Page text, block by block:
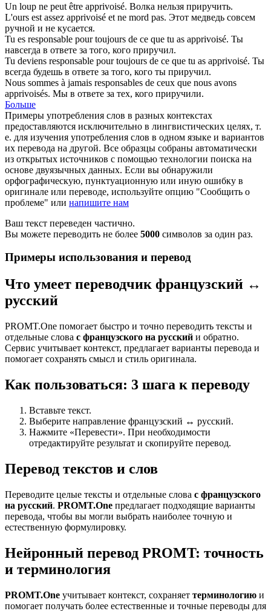
Un loup ne peut être apprivoisé. Волка нельзя приручить.
L'ours est assez apprivoisé et ne mord pas. Этот медведь совсем
ручной и не кусается.
Tu es responsable pour toujours de ce que tu as apprivoisé. Ты
навсегда в ответе за того, кого приручил.
Tu deviens responsable pour toujours de ce que tu as apprivoisé. Ты
всегда будешь в ответе за того, кого ты приручил.
Nous sommes à jamais responsables de ceux que nous avons
apprivoisés. Мы в ответе за тех, кого приручили.
Больше
Примеры употребления слов в разных контекстах
предоставляются исключительно в лингвистических целях, т.
е. для изучения употребления слов в одном языке и вариантов
их перевода на другой. Все образцы собраны автоматически
из открытых источников с помощью технологии поиска на
основе двуязычных данных. Если вы обнаружили
орфографическую, пунктуационную или иную ошибку в
оригинале или переводе, используйте опцию "Сообщить о
проблеме" или напишите нам
Ваш текст переведен частично.
Вы можете переводить не более 5000 символов за один раз.
Примеры использования и перевод
Что умеет переводчик французский ↔
русский
PROMT.One помогает быстро и точно переводить тексты и
отдельные слова с французского на русский и обратно.
Сервис учитывает контекст, предлагает варианты перевода и
помогает сохранять смысл и стиль оригинала.
Как пользоваться: 3 шага к переводу
Вставьте текст.
Выберите направление французский ↔ русский.
Нажмите «Перевести». При необходимости
отредактируйте результат и скопируйте перевод.
Перевод текстов и слов
Переводите целые тексты и отдельные слова с французского
на русский. PROMT.One предлагает подходящие варианты
перевода, чтобы вы могли выбрать наиболее точную и
естественную формулировку.
Нейронный перевод PROMT: точность
и терминология
PROMT.One учитывает контекст, сохраняет терминологию и
помогает получать более естественные и точные переводы для